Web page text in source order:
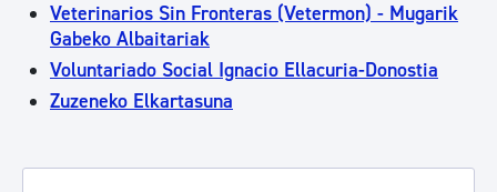
Veterinarios Sin Fronteras (Vetermon) - Mugarik
Gabeko Albaitariak
Voluntariado Social Ignacio Ellacuria-Donostia
Zuzeneko Elkartasuna